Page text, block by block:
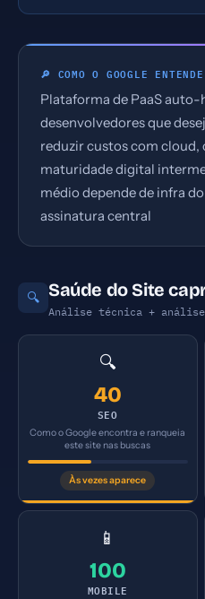
🔎 COMO O GOOGLE
Plataforma de PaaS auto-
desenvolvedores que
reduzir custos com cloud,
maturidade digital
médio depende de infra
assinatura central
🔍 Saúde do Site
Análise técnica + análise
🔍
40
SEO
Como o Google encontra e ranqueia
este site nas buscas
Às vezes aparece
📱
100
MOBILE